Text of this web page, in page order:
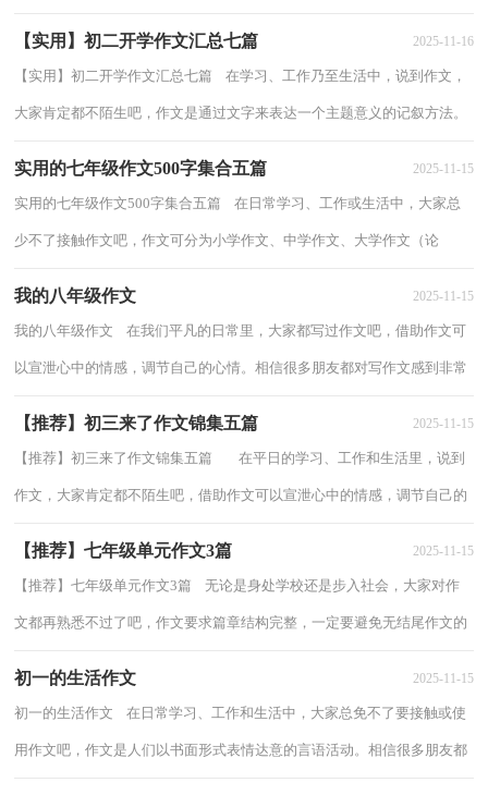
【实用】初二开学作文汇总七篇 2025-11-16
【实用】初二开学作文汇总七篇 在学习、工作乃至生活中，说到作文，
大家肯定都不陌生吧，作文是通过文字来表达一个主题意义的记叙方法。
实用的七年级作文500字集合五篇 2025-11-15
实用的七年级作文500字集合五篇 在日常学习、工作或生活中，大家总
少不了接触作文吧，作文可分为小学作文、中学作文、大学作文（论
我的八年级作文 2025-11-15
我的八年级作文 在我们平凡的日常里，大家都写过作文吧，借助作文可
以宣泄心中的情感，调节自己的心情。相信很多朋友都对写作文感到非常
【推荐】初三来了作文锦集五篇 2025-11-15
【推荐】初三来了作文锦集五篇 在平日的学习、工作和生活里，说到
作文，大家肯定都不陌生吧，借助作文可以宣泄心中的情感，调节自己的
【推荐】七年级单元作文3篇 2025-11-15
【推荐】七年级单元作文3篇 无论是身处学校还是步入社会，大家对作
文都再熟悉不过了吧，作文要求篇章结构完整，一定要避免无结尾作文的
初一的生活作文 2025-11-15
初一的生活作文 在日常学习、工作和生活中，大家总免不了要接触或使
用作文吧，作文是人们以书面形式表情达意的言语活动。相信很多朋友都